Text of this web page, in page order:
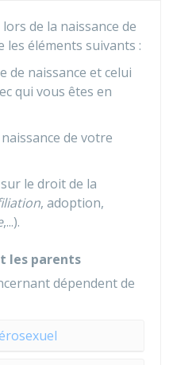
de la naissance de
éléments suivants :
de naissance et celui
qui vous êtes en
de votre
le droit de la
, adoption,
,...).
les parents
dépendent de